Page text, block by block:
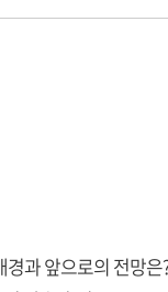
경과 앞으로의 전망은